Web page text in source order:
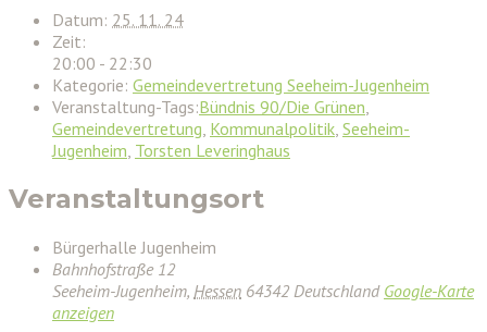
Datum: 25. 11. 24
Zeit:
20:00 - 22:30
Kategorie: Gemeindevertretung Seeheim-Jugenheim
Veranstaltung-Tags:Bündnis 90/Die Grünen
Gemeindevertretung Kommunalpolitik Seeheim-
Jugenheim Torsten Leveringhaus
Veranstaltungsort
Bürgerhalle Jugenheim
Bahnhofstraße 12
Seeheim-Jugenheim, Hessen 64342 Deutschland Google-Karte
anzeigen